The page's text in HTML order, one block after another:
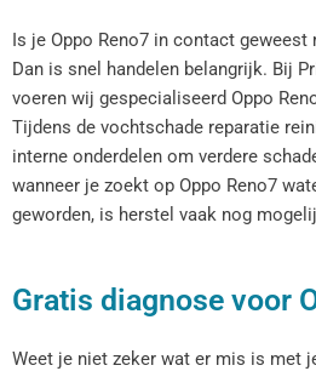
Is je Oppo Reno7 in contact
Dan is snel handelen belangrijk. Bij
voeren wij gespecialiseerd Oppo
Tijdens de vochtschade reparatie
interne onderdelen om verdere
wanneer je zoekt op Oppo Reno7
geworden, is herstel vaak nog
Gratis diagnose voor
Weet je niet zeker wat er mis is met